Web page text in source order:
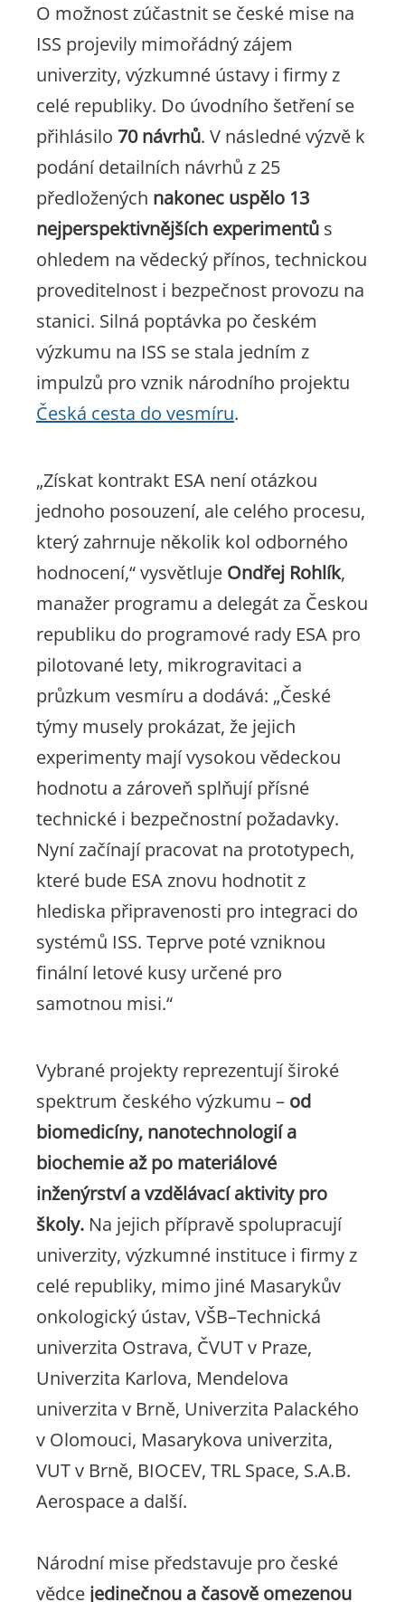
O možnost zúčastnit se české mise na
ISS projevily mimořádný zájem
univerzity, výzkumné ústavy i firmy z
celé republiky. Do úvodního šetření se
přihlásilo 70 návrhů. V následné výzvě k
podání detailních návrhů z 25
předložených nakonec uspělo 13
nejperspektivnějších experimentů s
ohledem na vědecký přínos, technickou
proveditelnost i bezpečnost provozu na
stanici. Silná poptávka po českém
výzkumu na ISS se stala jedním z
impulzů pro vznik národního projektu
Česká cesta do vesmíru.
„Získat kontrakt ESA není otázkou
jednoho posouzení, ale celého procesu,
který zahrnuje několik kol odborného
hodnocení,“ vysvětluje Ondřej Rohlík,
manažer programu a delegát za Českou
republiku do programové rady ESA pro
pilotované lety, mikrogravitaci a
průzkum vesmíru a dodává: „České
týmy musely prokázat, že jejich
experimenty mají vysokou vědeckou
hodnotu a zároveň splňují přísné
technické i bezpečnostní požadavky.
Nyní začínají pracovat na prototypech,
které bude ESA znovu hodnotit z
hlediska připravenosti pro integraci do
systémů ISS. Teprve poté vzniknou
finální letové kusy určené pro
samotnou misi.“
Vybrané projekty reprezentují široké
spektrum českého výzkumu – od
biomedicíny, nanotechnologií a
biochemie až po materiálové
inženýrství a vzdělávací aktivity pro
školy. Na jejich přípravě spolupracují
univerzity, výzkumné instituce i firmy z
celé republiky, mimo jiné Masarykův
onkologický ústav, VŠB–Technická
univerzita Ostrava, ČVUT v Praze,
Univerzita Karlova, Mendelova
univerzita v Brně, Univerzita Palackého
v Olomouci, Masarykova univerzita,
VUT v Brně, BIOCEV, TRL Space, S.A.B.
Aerospace a další.
Národní mise představuje pro české
vědce jedinečnou a časově omezenou